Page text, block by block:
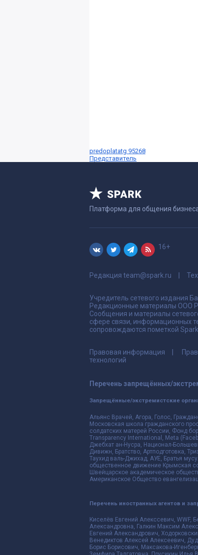
predoplatatg 95268
Представитель
Платформа для общения
16+
Редакция team@spark.ru
Учредитель сетевого издания
Редакционные материалы ООО
Сообщения и материалы
сфере связи, информационных
сопровождаются пометкой
Правовая информация
технологий
Перечень запрещённых/
Запрещённые/экстремистские
Альянс Врачей, Агора, Голос,
Московская школа гражданского
солдатских матерей России, Фонд
Transparency International, Meta
Джебхат ан-Нусра, Национал-
Дивижн, Братство, Артподготовка,
Таухид валь-Джихад, АУЕ, Братья
общественное движение Крымская
Швейцарское академическое
Американское Общество
Перечень иностранных агентов и
Киселёв Евгений Алекссевич,
Александровна, Галкин Максим
Евгений Александрович,
Венедиктов Алексей Алексеевич,
Борис Борисович, Максакова-